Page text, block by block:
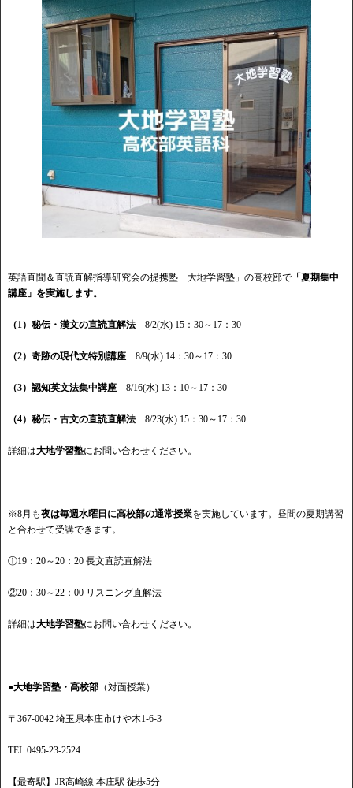
英語直聞＆直読直解指導研究会の提携塾「大地学習塾」の高校部で 「夏期集中
講座」を実施します。
（1）秘伝・漢文の直読直解法 8/2(水) 15：30～17：30
（2）奇跡の現代文特別講座 8/9(水) 14：30～17：30
（3）認知英文法集中講座 8/16(水) 13：10～17：30
（4）秘伝・古文の直読直解法 8/23(水) 15：30～17：30
詳細は大地学習塾にお問い合わせください。
※8月も夜は毎週水曜日に高校部の通常授業を実施しています。昼間の夏期講習
と合わせて受講できます。
①19：20～20：20 長文直読直解法
②20：30～22：00 リスニング直解法
詳細は大地学習塾にお問い合わせください。
●大地学習塾・高校部 （対面授業）
〒367-0042 埼玉県本庄市けや木1-6-3
TEL 0495-23-2524
【最寄駅】JR高崎線 本庄駅 徒歩5分